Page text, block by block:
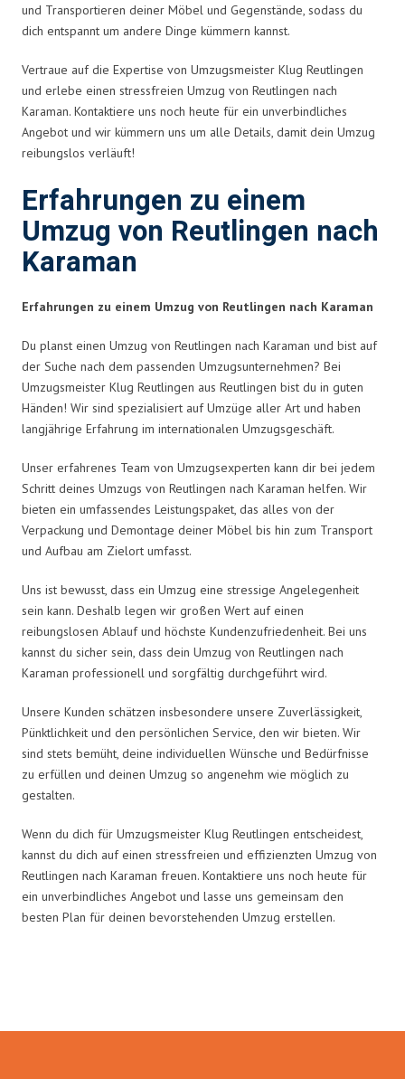
und Transportieren deiner Möbel und Gegenstände, sodass du
dich entspannt um andere Dinge kümmern kannst.
Vertraue auf die Expertise von Umzugsmeister Klug Reutlingen
und erlebe einen stressfreien Umzug von Reutlingen nach
Karaman. Kontaktiere uns noch heute für ein unverbindliches
Angebot und wir kümmern uns um alle Details, damit dein Umzug
reibungslos verläuft!
Erfahrungen zu einem
Umzug von Reutlingen nach
Karaman
Erfahrungen zu einem Umzug von Reutlingen nach Karaman
Du planst einen Umzug von Reutlingen nach Karaman und bist auf
der Suche nach dem passenden Umzugsunternehmen? Bei
Umzugsmeister Klug Reutlingen aus Reutlingen bist du in guten
Händen! Wir sind spezialisiert auf Umzüge aller Art und haben
langjährige Erfahrung im internationalen Umzugsgeschäft.
Unser erfahrenes Team von Umzugsexperten kann dir bei jedem
Schritt deines Umzugs von Reutlingen nach Karaman helfen. Wir
bieten ein umfassendes Leistungspaket, das alles von der
Verpackung und Demontage deiner Möbel bis hin zum Transport
und Aufbau am Zielort umfasst.
Uns ist bewusst, dass ein Umzug eine stressige Angelegenheit
sein kann. Deshalb legen wir großen Wert auf einen
reibungslosen Ablauf und höchste Kundenzufriedenheit. Bei uns
kannst du sicher sein, dass dein Umzug von Reutlingen nach
Karaman professionell und sorgfältig durchgeführt wird.
Unsere Kunden schätzen insbesondere unsere Zuverlässigkeit,
Pünktlichkeit und den persönlichen Service, den wir bieten. Wir
sind stets bemüht, deine individuellen Wünsche und Bedürfnisse
zu erfüllen und deinen Umzug so angenehm wie möglich zu
gestalten.
Wenn du dich für Umzugsmeister Klug Reutlingen entscheidest,
kannst du dich auf einen stressfreien und effizienzten Umzug von
Reutlingen nach Karaman freuen. Kontaktiere uns noch heute für
ein unverbindliches Angebot und lasse uns gemeinsam den
besten Plan für deinen bevorstehenden Umzug erstellen.